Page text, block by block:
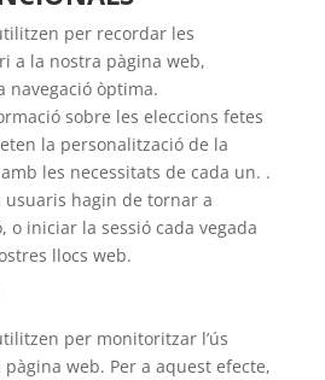
per recordar les
a la nostra pàgina web,
navegació òptima.
sobre les eleccions fetes
la personalització de la
les necessitats de cada un. .
usuaris hagin de tornar a
iniciar la sessió cada vegada
llocs web.
per monitoritzar l’ús
web. Per a aquest efecte,